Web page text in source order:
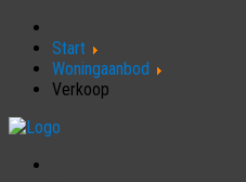
Start
Woningaanbod
Verkoop